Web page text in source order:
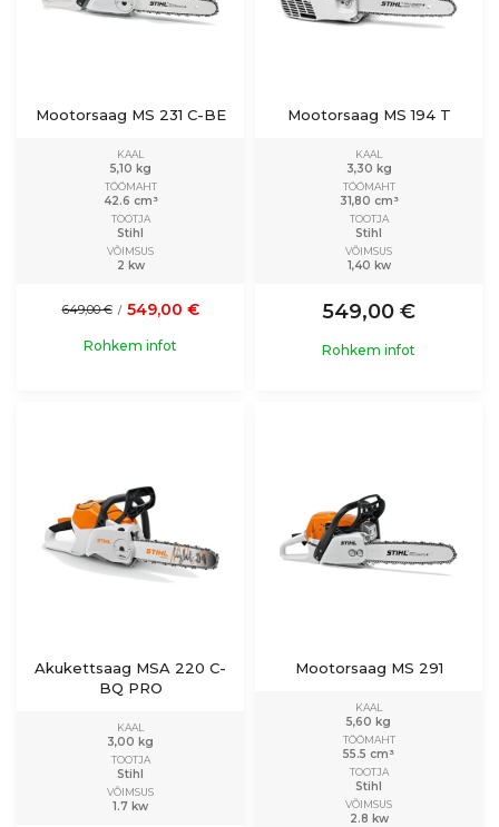
Mootorsaag MS 231 C-BE
KAAL
5,10 kg
TÖÖMAHT
42.6 cm³
TOOTJA
Stihl
VÕIMSUS
2 kw
649,00 € / 549,00 €
Rohkem infot
Mootorsaag MS 194 T
KAAL
3,30 kg
TÖÖMAHT
31,80 cm³
TOOTJA
Stihl
VÕIMSUS
1,40 kw
549,00 €
Rohkem infot
Akukettsaag MSA 220 C-
BQ PRO
KAAL
3,00 kg
TOOTJA
Stihl
VÕIMSUS
1.7 kw
Mootorsaag MS 291
KAAL
5,60 kg
TÖÖMAHT
55.5 cm³
TOOTJA
Stihl
VÕIMSUS
2.8 kw